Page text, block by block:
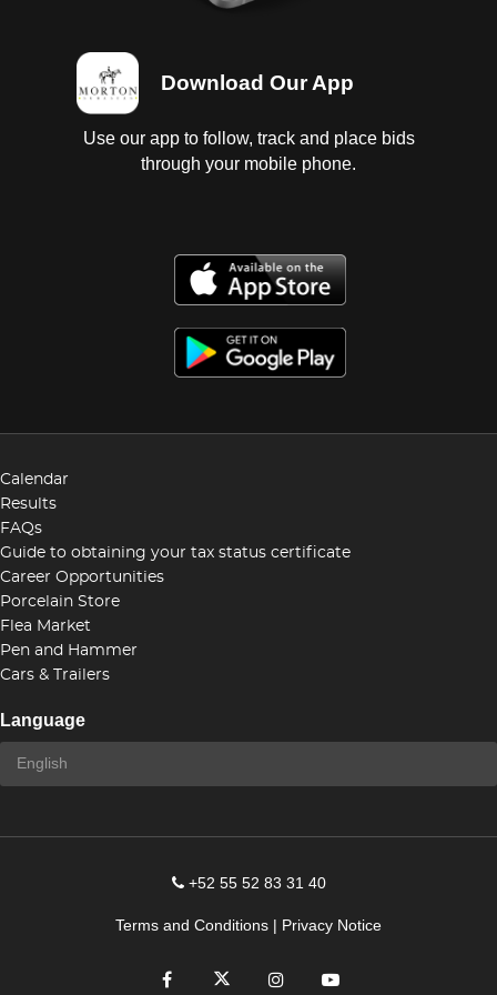
Download Our App
Use our app to follow, track and place bids
through your mobile phone.
Calendar
Results
FAQs
Guide to obtaining your tax status certificate
Career Opportunities
Porcelain Store
Flea Market
Pen and Hammer
Cars & Trailers
Language
+52 55 52 83 31 40
Terms and Conditions | Privacy Notice